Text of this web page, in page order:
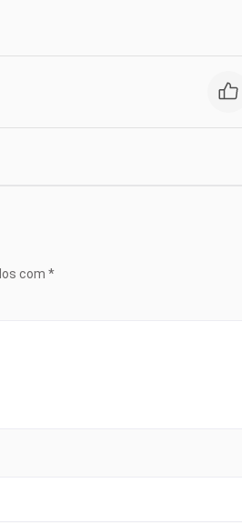
com *